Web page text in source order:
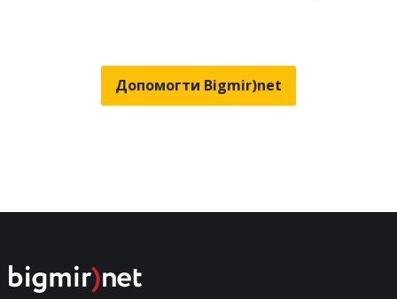
Допомогти Bigmir)net